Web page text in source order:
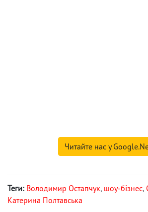
Читайте нас у
Теги: Володимир Остапчук, шоу-бізнес,
Катерина Полтавська